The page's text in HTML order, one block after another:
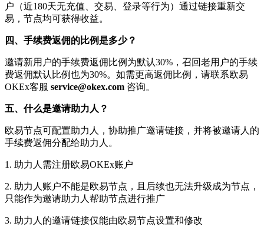
户（近180天无充值、交易、登录等行为）通过链接重新交
易，节点均可获得收益。
四、手续费返佣的比例是多少？
邀请新用户的手续费返佣比例为默认30%，召回老用户的手续
费返佣默认比例也为30%。如需更高返佣比例，请联系欧易
OKEx客服 service@okex.com 咨询。
五、什么是邀请助力人？
欧易节点可配置助力人，协助推广邀请链接，并将被邀请人的
手续费返佣分配给助力人。
1. 助力人需注册欧易OKEx账户
2. 助力人账户不能是欧易节点，且后续也无法升级成为节点，
只能作为邀请助力人帮助节点进行推广
3. 助力人的邀请链接仅能由欧易节点设置和修改